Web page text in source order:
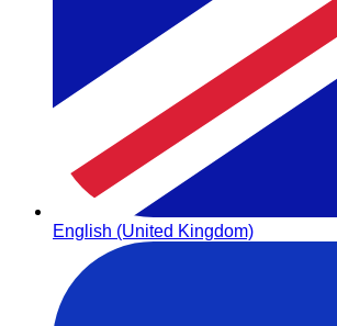
English (United Kingdom)